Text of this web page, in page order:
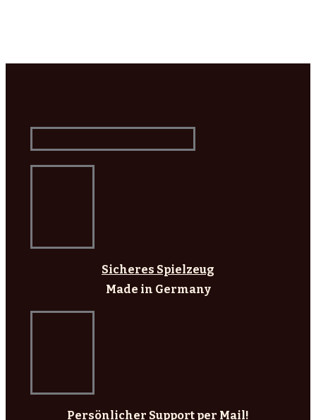
Sicheres Spielzeug
Made in Germany
Persönlicher Support per Mail!